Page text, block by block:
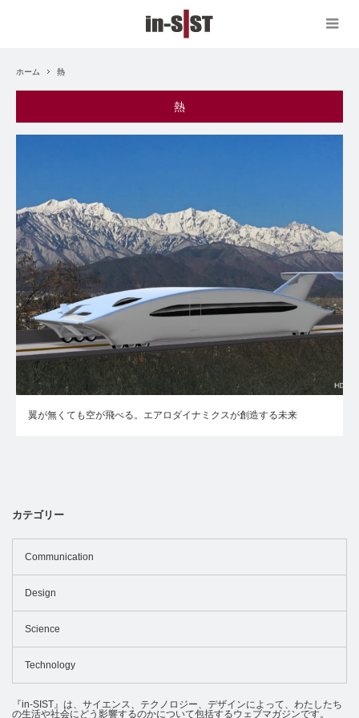
ホーム 熱
熱
翼が無くても空が飛べる。エアロダイナミクスが創造する未来
カテゴリー
Communication
Design
Science
Technology
『in-SIST』は、サイエンス、テクノロジー、デザインによって、わたしたち
の生活や社会にどう影響するのかについて包括するウェブマガジンです。